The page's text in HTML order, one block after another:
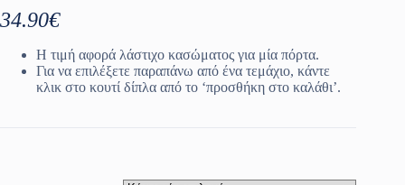
34.90€
Η τιμή αφορά λάστιχο κασώματος για μία πόρτα.
Για να επιλέξετε παραπάνω από ένα τεμάχιο, κάντε
κλικ στο κουτί δίπλα από το ‘προσθήκη στο καλάθι’.